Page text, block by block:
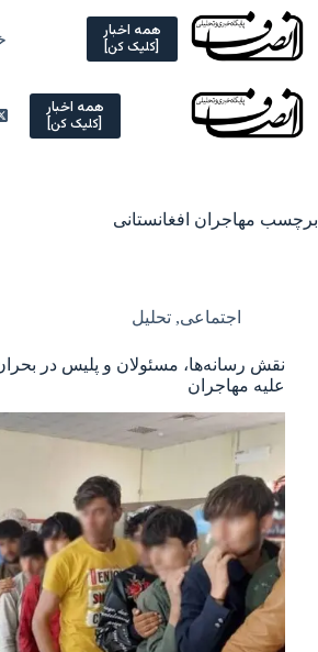
Skip
content
همه اخبار
[کلیک کن]
همه اخبار
[کلیک کن]
برچسب مهاجران افغانستانی
اجتماعی, تحلیل
نقش رسانه‌ها، مسئولان و پلیس در
علیه مهاجران